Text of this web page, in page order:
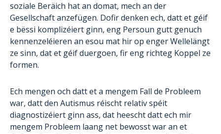
soziale Beräich hat an domat, mech an der
Gesellschaft anzefügen. Dofir denken ech, datt et géif
e bëssi komplizéiert ginn, eng Persoun gutt genuch
kennenzeléieren an esou mat hir op enger Wellelängt
ze sinn, dat et géif duergoen, fir eng richteg Koppel ze
formen.
Ech mengen och datt et a mengem Fall de Probleem
war, datt den Autismus réischt relativ spéit
diagnostizéiert ginn ass, dat heescht datt ech mir
mengem Probleem laang net bewosst war an et